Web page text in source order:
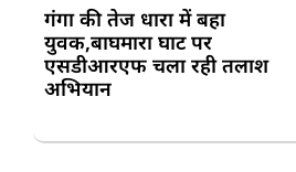
गंगा की तेज धारा में बहा
युवक,बाघमारा घाट पर
एसडीआरएफ चला रही तलाश
अभियान